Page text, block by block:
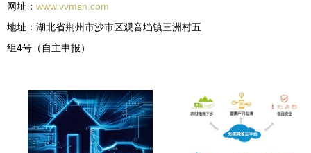
网址： www.vvmsn.com
地址：湖北省荆州市沙市区观音垱镇三洲村五
组4号（自主申报）